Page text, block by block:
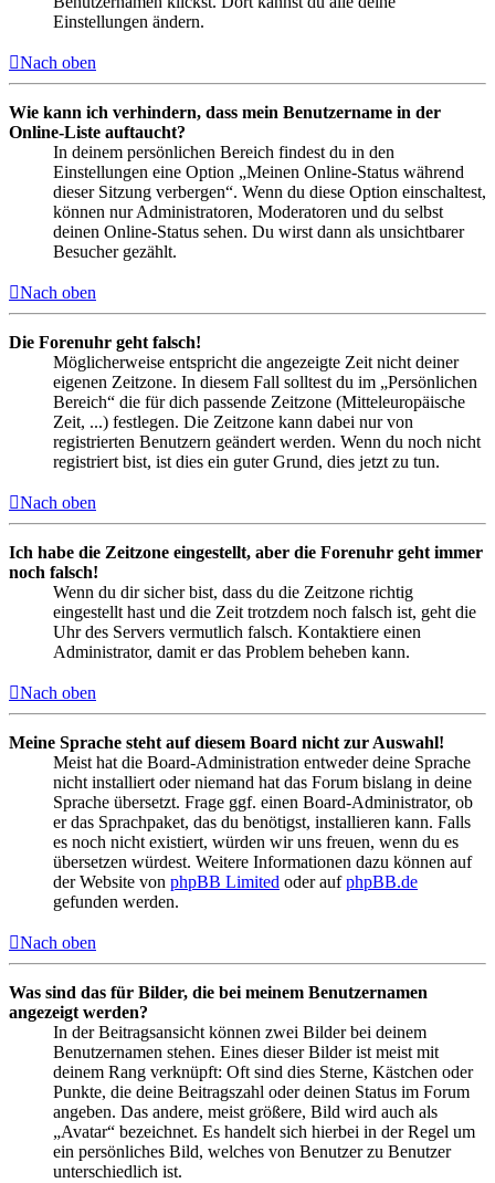
Einstellungen ändern.
Nach oben
Wie kann ich verhindern, dass mein Benutzername in der
Online-Liste auftaucht?
In deinem persönlichen Bereich findest du in den
Einstellungen eine Option „Meinen Online-Status während
dieser Sitzung verbergen“. Wenn du diese Option einschaltest,
können nur Administratoren, Moderatoren und du selbst
deinen Online-Status sehen. Du wirst dann als unsichtbarer
Besucher gezählt.
Nach oben
Die Forenuhr geht falsch!
Möglicherweise entspricht die angezeigte Zeit nicht deiner
eigenen Zeitzone. In diesem Fall solltest du im „Persönlichen
Bereich“ die für dich passende Zeitzone (Mitteleuropäische
Zeit, ...) festlegen. Die Zeitzone kann dabei nur von
registrierten Benutzern geändert werden. Wenn du noch nicht
registriert bist, ist dies ein guter Grund, dies jetzt zu tun.
Nach oben
Ich habe die Zeitzone eingestellt, aber die Forenuhr geht immer
noch falsch!
Wenn du dir sicher bist, dass du die Zeitzone richtig
eingestellt hast und die Zeit trotzdem noch falsch ist, geht die
Uhr des Servers vermutlich falsch. Kontaktiere einen
Administrator, damit er das Problem beheben kann.
Nach oben
Meine Sprache steht auf diesem Board nicht zur Auswahl!
Meist hat die Board-Administration entweder deine Sprache
nicht installiert oder niemand hat das Forum bislang in deine
Sprache übersetzt. Frage ggf. einen Board-Administrator, ob
er das Sprachpaket, das du benötigst, installieren kann. Falls
es noch nicht existiert, würden wir uns freuen, wenn du es
übersetzen würdest. Weitere Informationen dazu können auf
der Website von phpBB Limited oder aufphpBB.de
gefunden werden.
Nach oben
Was sind das für Bilder, die bei meinem Benutzernamen
angezeigt werden?
In der Beitragsansicht können zwei Bilder bei deinem
Benutzernamen stehen. Eines dieser Bilder ist meist mit
deinem Rang verknüpft: Oft sind dies Sterne, Kästchen oder
Punkte, die deine Beitragszahl oder deinen Status im Forum
angeben. Das andere, meist größere, Bild wird auch als
„Avatar“ bezeichnet. Es handelt sich hierbei in der Regel um
ein persönliches Bild, welches von Benutzer zu Benutzer
unterschiedlich ist.